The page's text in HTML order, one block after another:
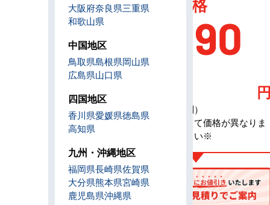
196,90
0
（税込・工事費別）
※メーカーによって価格が異なりま
す、お問合せ下さい※
大阪府奈良県三重県
和歌山県
中国地区
鳥取県島根県岡山県
広島県山口県
四国地区
香川県愛媛県徳島県
高知県
九州・沖縄地区
福岡県長崎県佐賀県
大分県熊本県宮崎県
鹿児島県沖縄県